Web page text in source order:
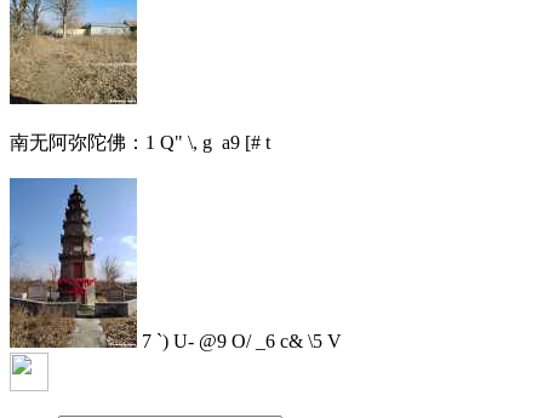
南无阿弥陀佛： 1 Q" \, g a9 [# t
7 `) U- @9 O/ _6 c& \5 V